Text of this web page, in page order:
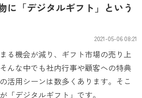
に「デジタルギフト」という
2021-05-06 08:21
る機会が減り、ギフト市場の売り上
んな中でも社内行事や顧客への特典
活用シーンは数多くあります。そこ
「デジタルギフト」です。